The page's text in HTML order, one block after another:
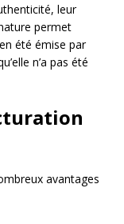
leur
permet
été émise par
n’a pas été
avantages